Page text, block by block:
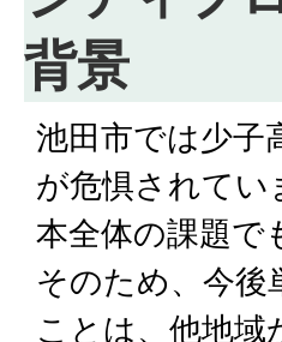
背景
池田市では少子
が危惧されてい
本全体の課題で
そのため、今後
ことは、他地